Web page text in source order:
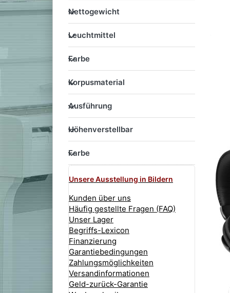
Nettogewicht
Nettogewicht
Leuchtmittel
Leuchtmittel
Farbe
Farbe
Korpusmaterial
Korpusmaterial
Ausführung
Ausführung
Höhenverstellbar
Höhenverstellbar
Farbe
Farbe
Unsere Ausstellung in Bildern
Kunden über uns
Häufig gestellte Fragen (FAQ)
Unser Lager
Begriffs-Lexicon
Finanzierung
Garantiebedingungen
Zahlungsmöglichkeiten
Versandinformationen
Geld-zurück-Garantie